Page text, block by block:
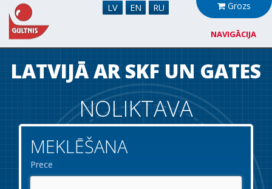
Grozs
LV EN RU
NAVIGĀCIJA
Par mums
Noliktava
Kontakti
LATVIJĀ AR SKF UN GATES
NOLIKTAVA
MEKLĒŠANA
Prece